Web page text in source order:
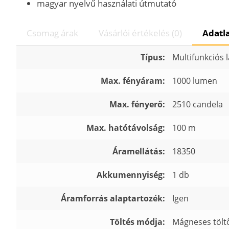
magyar nyelvű használati útmutató
Csomag árak Vásárlói értékelés (0)
Típus: Multifunkciós
Max. fényáram: 1000 lumen
Max. fényerő: 2510 candela
Max. hatótávolság: 100 m
Áramellátás: 18350
Akkumennyiség: 1 db
Áramforrás alaptartozék: Igen
Töltés módja: Mágneses